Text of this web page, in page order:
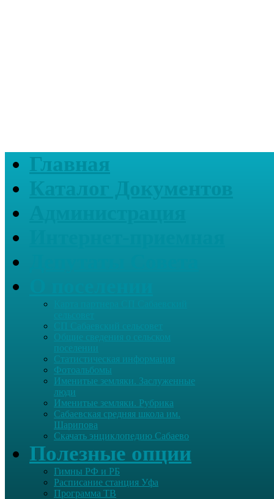
Главная
Общие сведения о сельском
поселении
Статистическая информация
Фотоальбомы
Именитые земляки. Заслуженные
люди
Именитые земляки. Рубрика
Сабаевская средняя школа им.
Шарипова
Скачать энциклопедию Сабаево
Полезные опции
Гимны РФ и РБ
Расписание станция Уфа
Программа ТВ